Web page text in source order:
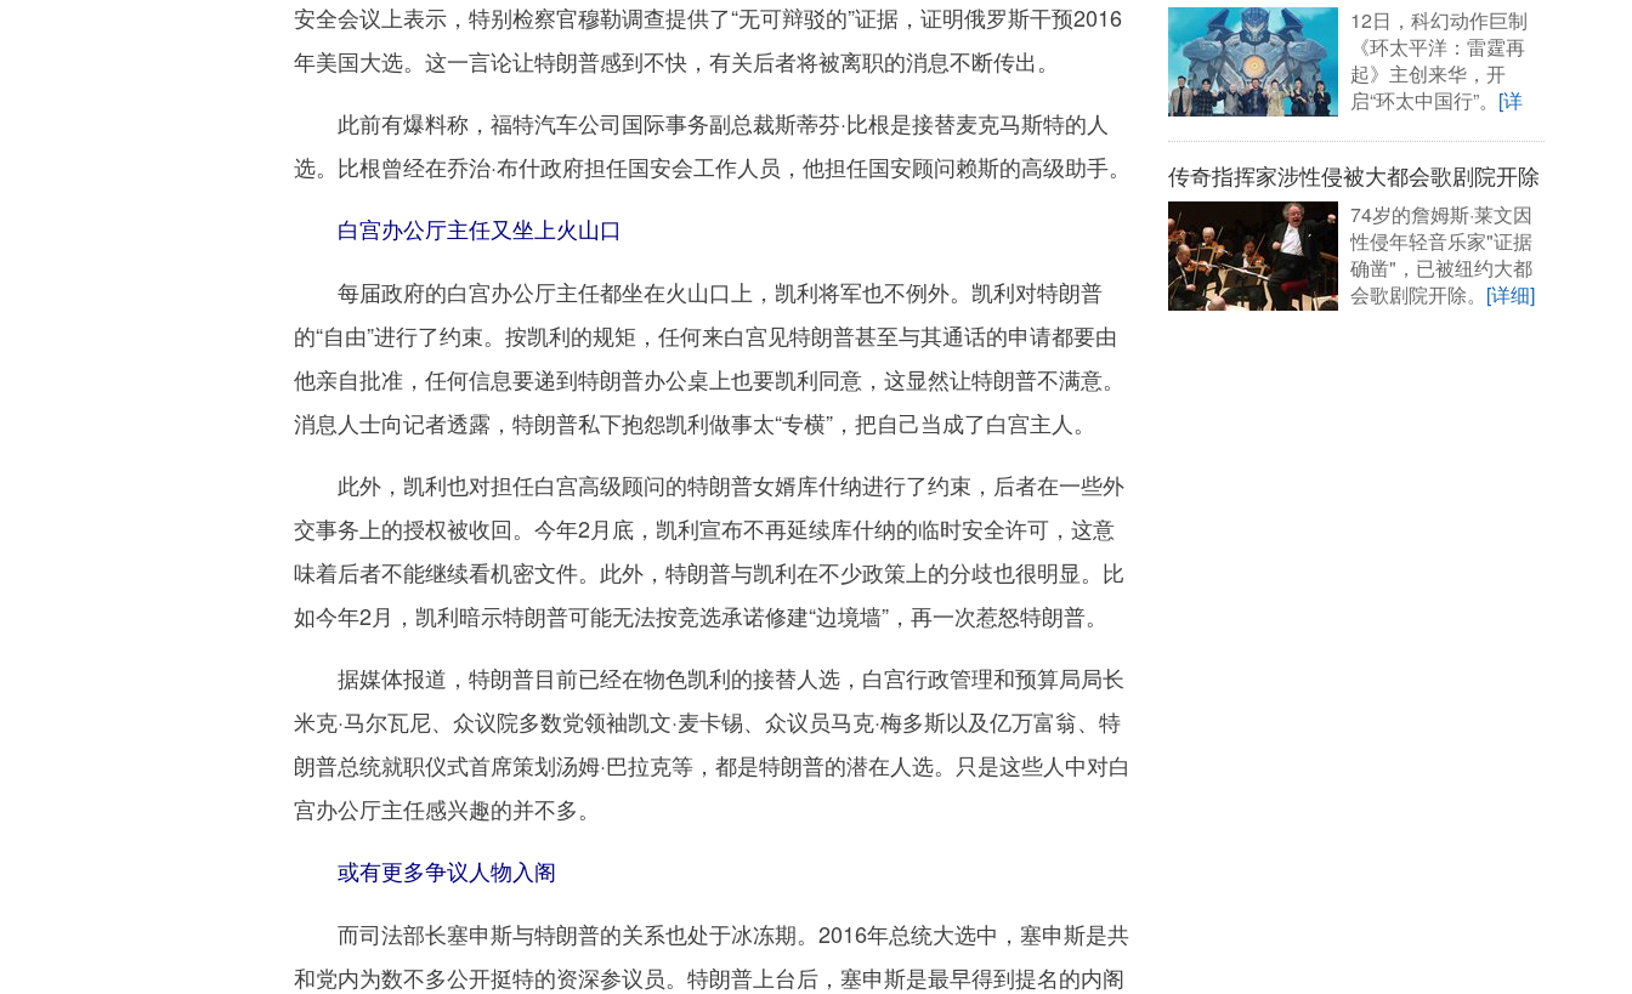
安全会议上表示，特别检察官穆勒调查提供了“无可辩驳的”证据，证明俄罗斯干预2016
年美国大选。这一言论让特朗普感到不快，有关后者将被离职的消息不断传出。
此前有爆料称，福特汽车公司国际事务副总裁斯蒂芬·比根是接替麦克马斯特的人
选。比根曾经在乔治·布什政府担任国安会工作人员，他担任国安顾问赖斯的高级助手。
白宫办公厅主任又坐上火山口
每届政府的白宫办公厅主任都坐在火山口上，凯利将军也不例外。凯利对特朗普
的“自由”进行了约束。按凯利的规矩，任何来白宫见特朗普甚至与其通话的申请都要由
他亲自批准，任何信息要递到特朗普办公桌上也要凯利同意，这显然让特朗普不满意。
消息人士向记者透露，特朗普私下抱怨凯利做事太“专横”，把自己当成了白宫主人。
此外，凯利也对担任白宫高级顾问的特朗普女婿库什纳进行了约束，后者在一些外
交事务上的授权被收回。今年2月底，凯利宣布不再延续库什纳的临时安全许可，这意
味着后者不能继续看机密文件。此外，特朗普与凯利在不少政策上的分歧也很明显。比
如今年2月，凯利暗示特朗普可能无法按竞选承诺修建“边境墙”，再一次惹怒特朗普。
据媒体报道，特朗普目前已经在物色凯利的接替人选，白宫行政管理和预算局局长
米克·马尔瓦尼、众议院多数党领袖凯文·麦卡锡、众议员马克·梅多斯以及亿万富翁、特
朗普总统就职仪式首席策划汤姆·巴拉克等，都是特朗普的潜在人选。只是这些人中对白
宫办公厅主任感兴趣的并不多。
或有更多争议人物入阁
而司法部长塞申斯与特朗普的关系也处于冰冻期。2016年总统大选中，塞申斯是共
和党内为数不多公开挺特的资深参议员。特朗普上台后，塞申斯是最早得到提名的内阁
12日，科幻动作巨制
《环太平洋：雷霆再
起》主创来华，开
启“环太中国行”。 [详
传奇指挥家涉性侵被大都会歌剧院开除
74岁的詹姆斯·莱文因
性侵年轻音乐家"证据
确凿"，已被纽约大都
会歌剧院开除。 [详细]